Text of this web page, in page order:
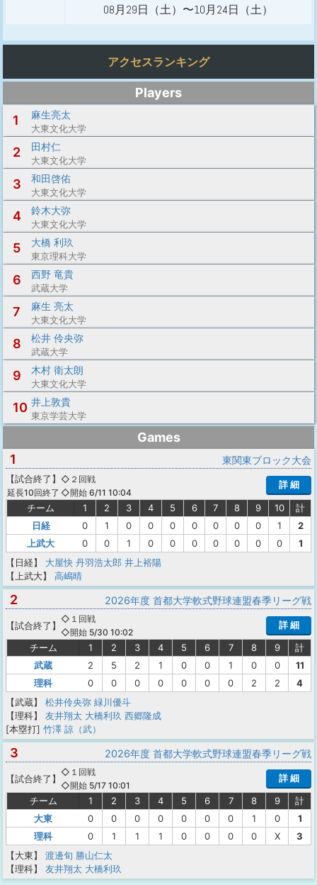
08月29日（土）〜10月24日（土）
アクセスランキング
Players
1
麻生亮太
大東文化大学
2 田村仁
大東文化大学
3 和田啓佑
大東文化大学
4 鈴木大弥
大東文化大学
5 大橋 利玖
東京理科大学
6 西野 竜貴
武蔵大学
7 麻生 亮太
大東文化大学
8 松井 伶央弥
武蔵大学
9 木村 衛太朗
大東文化大学
10 井上敦貴
東京学芸大学
Games
1
東関東ブロック大会
【試合終了 】
延長10回終了
◇２回戦
◇開始 6/11 10:04
詳 細
チーム 1 2 3 4 5 6 7 8 9 10
計
日経
0 1 0 0 0 0 0 0 0 1
2
上武大
0 0 1 0 0 0 0 0 0 0
1
【日経】
大屋快 丹羽浩太郎 井上裕陽
【上武大】
高嶋晴
2 2026年度 首都大学軟式野球連盟春季リーグ戦
【試合終了 】
◇１回戦
◇開始 5/30 10:02
詳 細
チーム 1 2 3 4 5 6 7 8 9
計
武蔵
2 5 2 1 0 0 1 0 0
11
理科
0 0 0 0 0 0 0 2 2
4
【武蔵】
松井伶央弥 緑川優斗
【理科】
友井翔太 大橋利玖 西郷隆成
[本塁打] 竹澤 諒（武）
3 2026年度 首都大学軟式野球連盟春季リーグ戦
【試合終了 】
◇１回戦
◇開始 5/17 10:01
詳 細
チーム 1 2 3 4 5 6 7 8 9
計
大東
0 0 0 0 0 0 0 1 0
1
理科
0 1 1 1 0 0 0 0 X
3
【大東】
渡邊旬 勝山仁太
【理科】
友井翔太 大橋利玖